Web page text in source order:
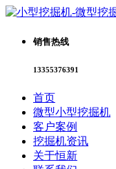
销售热线
13355376391
首页
微型小型挖掘机
客户案例
挖掘机资讯
关于恒新